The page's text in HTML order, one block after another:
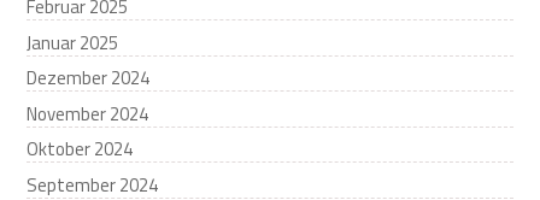
Februar 2025
Januar 2025
Dezember 2024
November 2024
Oktober 2024
September 2024